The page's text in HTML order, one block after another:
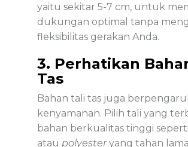
yaitu sekitar 5-7 cm, untuk
dukungan optimal tanpa
fleksibilitas gerakan Anda.
3. Perhatikan
Tas
Bahan tali tas juga
kenyamanan. Pilih tali yang
bahan berkualitas tinggi
atau polyesteryang tahan